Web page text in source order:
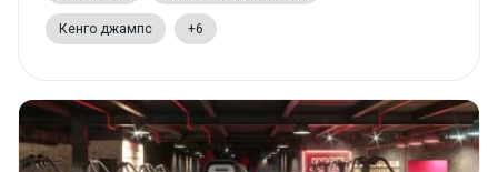
Кенго джампс +6